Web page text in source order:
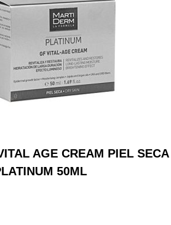
AGE CREAM PIEL SECA
50ML